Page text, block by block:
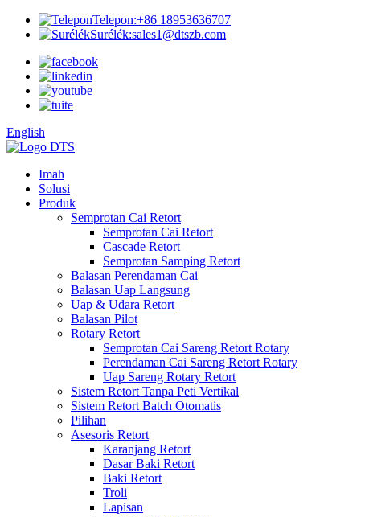
Telepon:+86 18953636707
Surélék:sales1@dtszb.com
English
Imah
Solusi
Produk
Semprotan Cai Retort
Semprotan Cai Retort
Cascade Retort
Semprotan Samping Retort
Balasan Perendaman Cai
Balasan Uap Langsung
Uap & Udara Retort
Balasan Pilot
Rotary Retort
Semprotan Cai Sareng Retort Rotary
Perendaman Cai Sareng Retort Rotary
Uap Sareng Rotary Retort
Sistem Retort Tanpa Peti Vertikal
Sistem Retort Batch Otomatis
Pilihan
Asesoris Retort
Karanjang Retort
Dasar Baki Retort
Baki Retort
Troli
Lapisan